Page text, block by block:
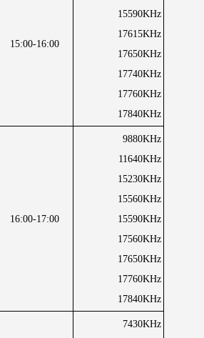
15:00-16:00
15590KHz
17615KHz
17650KHz
17740KHz
17760KHz
17840KHz
16:00-17:00
9880KHz
11640KHz
15230KHz
15560KHz
15590KHz
17560KHz
17650KHz
17760KHz
17840KHz
7430KHz